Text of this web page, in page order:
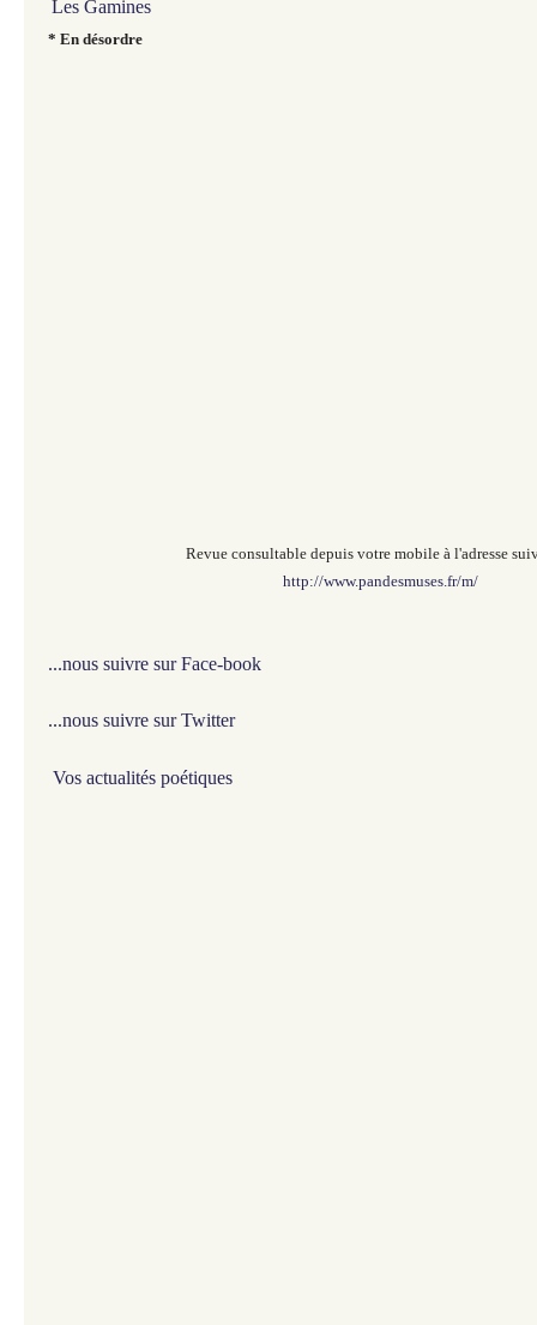
Les Gamines
* En désordre
Revue consultable depuis votre mobile à l'adresse
http://www.pandesmuses.fr/m/
...nous suivre sur Face-book
...nous suivre sur Twitter
Vos actualités poétiques